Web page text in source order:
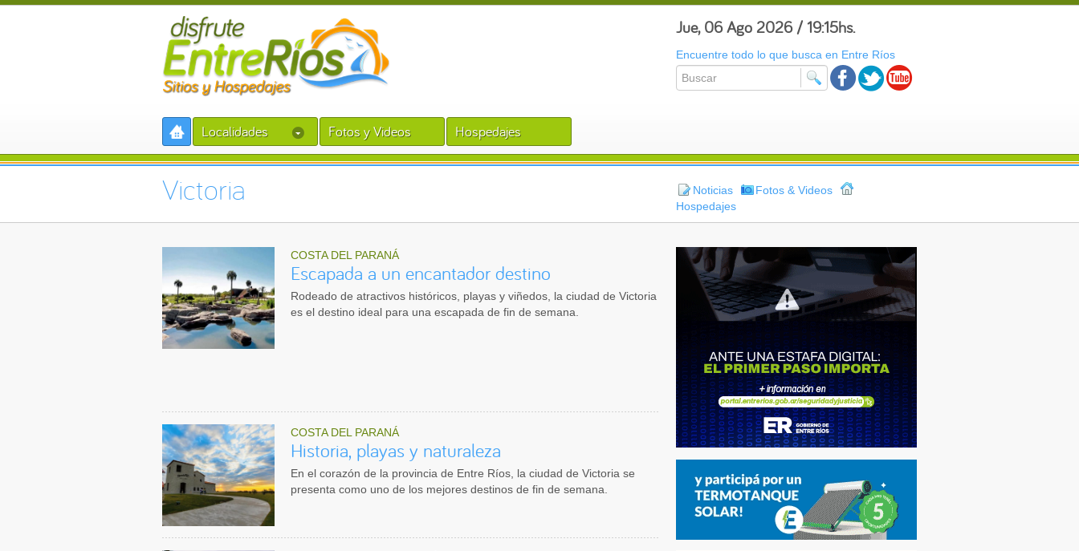
Jue, 06 Ago 2026 / 19:15hs.
Encuentre todo lo que busca en Entre Ríos
Localidades Fotos y Videos Hospedajes
Victoria Noticias
Fotos & Videos
Hospedajes
COSTA DEL PARANÁ
Escapada a un encantador destino
Rodeado de atractivos históricos, playas y viñedos, la ciudad de Victoria
es el destino ideal para una escapada de fin de semana.
COSTA DEL PARANÁ
Historia, playas y naturaleza
En el corazón de la provincia de Entre Ríos, la ciudad de Victoria se
presenta como uno de los mejores destinos de fin de semana.